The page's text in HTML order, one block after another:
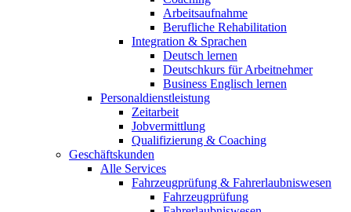
Arbeitsaufnahme
Berufliche Rehabilitation
Integration & Sprachen
Deutsch lernen
Deutschkurs für Arbeitnehmer
Business Englisch lernen
Personaldienstleistung
Zeitarbeit
Jobvermittlung
Qualifizierung & Coaching
Geschäftskunden
Alle Services
Fahrzeugprüfung & Fahrerlaubniswesen
Fahrzeugprüfung